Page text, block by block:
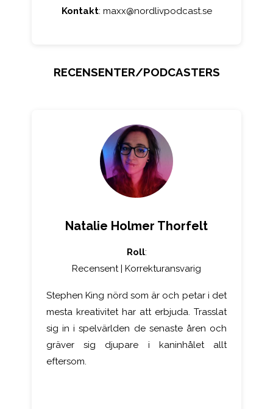
Kontakt: maxx@nordlivpodcast.se
RECENSENTER/PODCASTERS
Natalie Holmer Thorfelt
Roll:
Recensent | Korrekturansvarig
Stephen King nörd som är och petar i det
mesta kreativitet har att erbjuda. Trasslat
sig in i spelvärlden de senaste åren och
gräver sig djupare i kaninhålet allt
eftersom.